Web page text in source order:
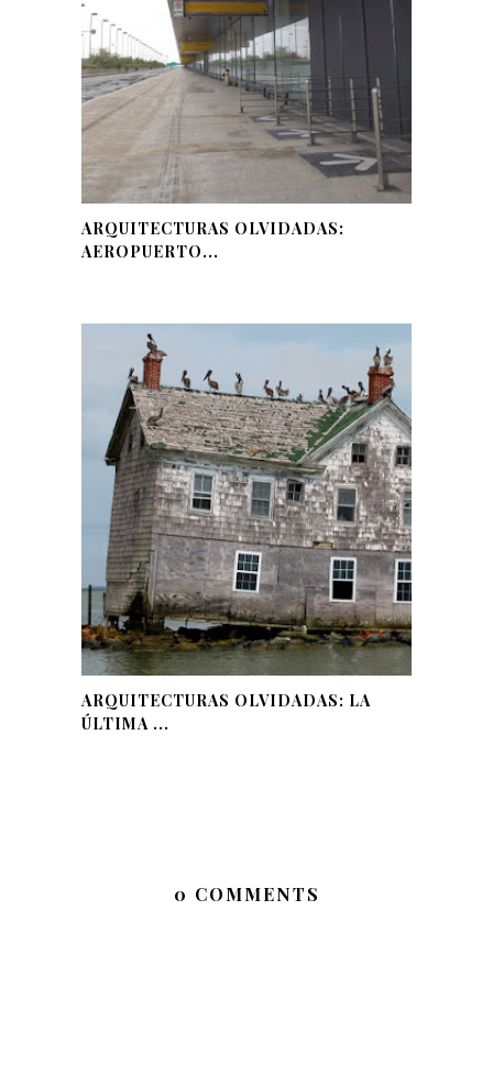
ARQUITECTURAS OLVIDADAS:
AEROPUERTO...
ARQUITECTURAS OLVIDADAS: LA
ÚLTIMA ...
0 COMMENTS